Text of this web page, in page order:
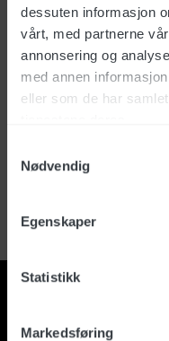
dessuten informasjon
vårt, med partnerne
annonsering og
med annen
eller som de har
Nødvendig
Egenskaper
Statistikk
Markedsføring
Password: